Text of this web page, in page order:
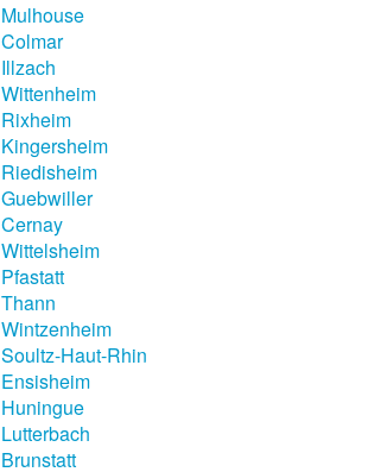
Mulhouse
Colmar
Illzach
Wittenheim
Rixheim
Kingersheim
Riedisheim
Guebwiller
Cernay
Wittelsheim
Pfastatt
Thann
Wintzenheim
Soultz-Haut-Rhin
Ensisheim
Huningue
Lutterbach
Brunstatt